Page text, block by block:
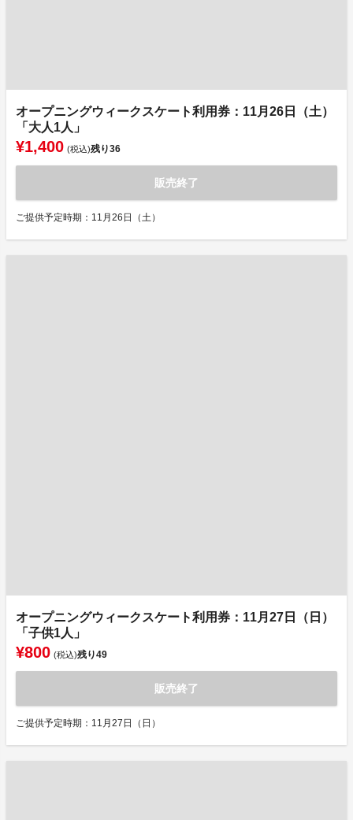
オープニングウィークスケート利用券：11月26日（土）
「大人1人」
¥1,400 (税込)残り36
販売終了
ご提供予定時期：11月26日（土）
オープニングウィークスケート利用券：11月27日（日）
「子供1人」
¥800 (税込)残り49
販売終了
ご提供予定時期：11月27日（日）